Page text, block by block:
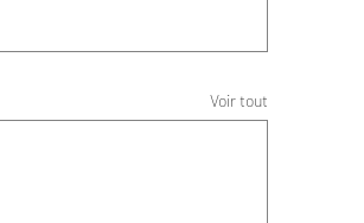
Voir tout